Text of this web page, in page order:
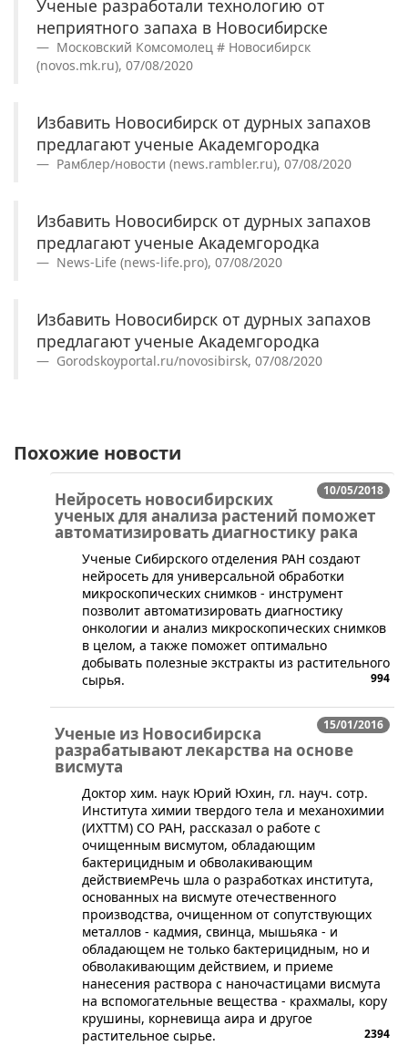
Ученые разработали технологию от
неприятного запаха в Новосибирске
Московский Комсомолец # Новосибирск
(novos.mk.ru), 07/08/2020
Избавить Новосибирск от дурных запахов
предлагают ученые Академгородка
Рамблер/новости (news.rambler.ru), 07/08/2020
Избавить Новосибирск от дурных запахов
предлагают ученые Академгородка
News-Life (news-life.pro), 07/08/2020
Избавить Новосибирск от дурных запахов
предлагают ученые Академгородка
Gorodskoyportal.ru/novosibirsk, 07/08/2020
Похожие новости
10/05/2018
Нейросеть новосибирских
ученых для анализа растений поможет
автоматизировать диагностику рака
Ученые Сибирского отделения РАН создают
нейросеть для универсальной обработки
микроскопических снимков - инструмент
позволит автоматизировать диагностику
онкологии и анализ микроскопических снимков
в целом, а также поможет оптимально
добывать полезные экстракты из растительного
сырья.
994
15/01/2016
Ученые из Новосибирска
разрабатывают лекарства на основе
висмута
​Доктор хим. наук Юрий Юхин, гл. науч. сотр.
Института химии твердого тела и механохимии
(ИХТТМ) СО РАН, рассказал о работе с
очищенным висмутом, обладающим
бактерицидным и обволакивающим
действиемРечь шла о разработках института,
основанных на висмуте отечественного
производства, очищенном от сопутствующих
металлов - кадмия, свинца, мышьяка - и
обладающем не только бактерицидным, но и
обволакивающим действием, и приеме
нанесения раствора с наночастицами висмута
на вспомогательные вещества - крахмалы, кору
крушины, корневища аира и другое
растительное сырье.
2394